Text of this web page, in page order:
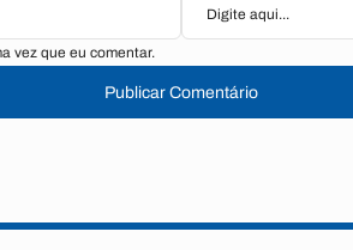
vez que eu comentar.
Publicar Comentário